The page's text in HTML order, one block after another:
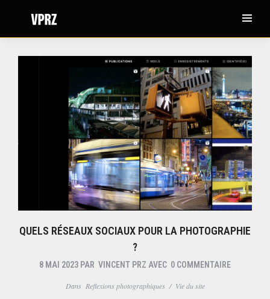
QUELS RÉSEAUX SOCIAUX POUR LA PHOTOGRAPHIE
?
8 MAI 2023 PAR VINCENT PRZ AVEC 0 COMMENTAIRE
Dans Reflexions photographiques/ Vie du site